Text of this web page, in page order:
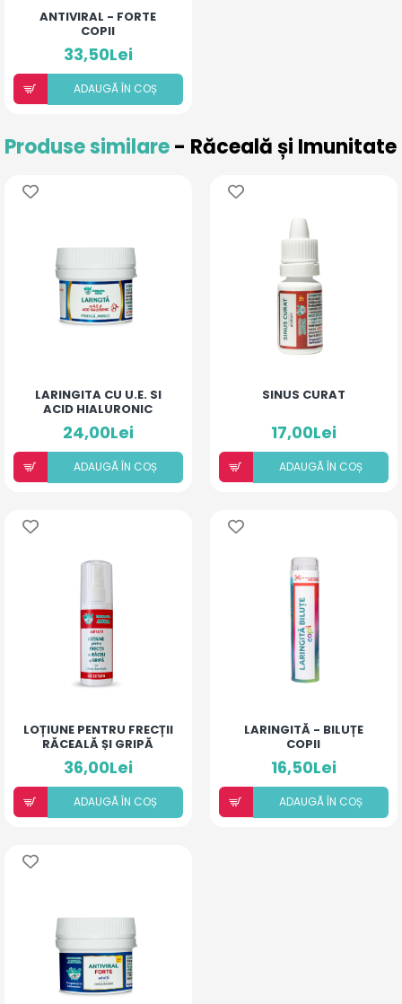
ANTIVIRAL - FORTE
COPII
33,50Lei
ADAUGÃ ÎN COȘ
Produse similare- Răceală și Imunitate
LARINGITA CU U.E. SI
ACID HIALURONIC
(PIERSICĂ ȘI MANGO)
24,00Lei
ADAUGÃ ÎN COȘ
SINUS CURAT
17,00Lei
ADAUGÃ ÎN COȘ
LOȚIUNE PENTRU FRECȚII
RĂCEALĂ ȘI GRIPĂ
36,00Lei
ADAUGÃ ÎN COȘ
LARINGITĂ - BILUȚE
COPII
16,50Lei
ADAUGÃ ÎN COȘ